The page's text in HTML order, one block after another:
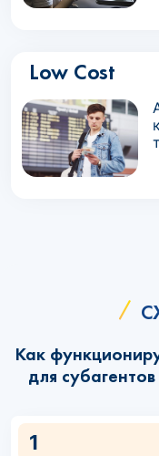
Low Cost
Как
для
1